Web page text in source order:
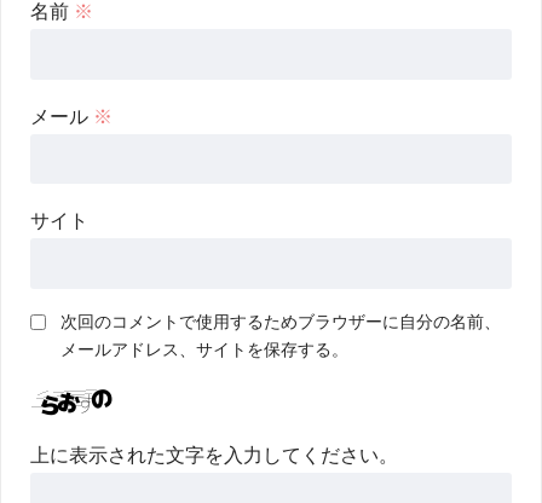
名前 ※
メール ※
サイト
次回のコメントで使用するためブラウザーに自分の名前、
メールアドレス、サイトを保存する。
上に表示された文字を入力してください。